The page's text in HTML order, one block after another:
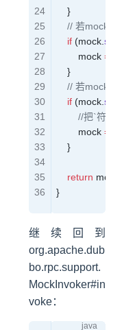
    }
// 若mock
    if
(mock
        mock
=
    }
// 若mock
    if
(mock
//把`符
        mock
=
    }
    return
mock
}
继续回到
org.apache.dub
bo.rpc.support.
MockInvoker#in
voke：